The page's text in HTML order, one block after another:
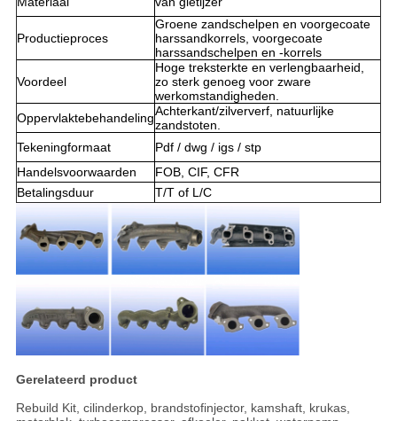
Productieproces
Groene zandschelpen en voorgecoate
harssandkorrels, voorgecoate
harssandschelpen en -korrels
Voordeel
Hoge treksterkte en verlengbaarheid,
zo sterk genoeg voor zware
werkomstandigheden.
OppervlaktebehandelingAchterkant/zilververf, natuurlijke
zandstoten.
Tekeningformaat
Pdf / dwg / igs / stp
Handelsvoorwaarden
FOB, CIF, CFR
Betalingsduur
T/T of L/C
Gerelateerd product
Rebuild Kit, cilinderkop, brandstofinjector, kamshaft, krukas,